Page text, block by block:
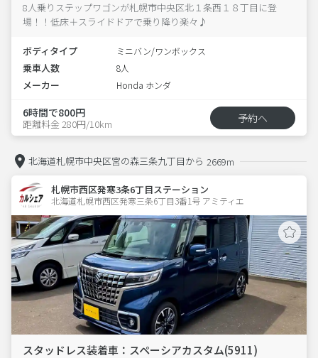
8人乗りステップワゴンが札幌市中央区北１条西１８丁目に登
場！！低床＋スライドドアで乗り降り楽々♪
ボディタイプ ミニバン/ワンボックス
乗車人数 8人
メーカー Honda ホンダ
6時間で800円
距離料金 280円/10km 予約へ
北海道札幌市中央区宮の森三条九丁目から 2669m
札幌市西区発寒3条6丁目ステーション
北海道札幌市西区発寒三条6丁目3番1号 アミティエ
スタッドレス装着車：スペーシアカスタム(5911)